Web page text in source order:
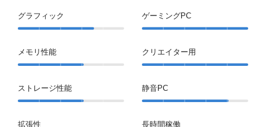
グラフィック
メモリ性能
ストレージ性能
拡張性
ゲーミングPC
クリエイター用
静音PC
長時間稼働